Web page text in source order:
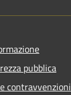
pubblica
contravvenzioni